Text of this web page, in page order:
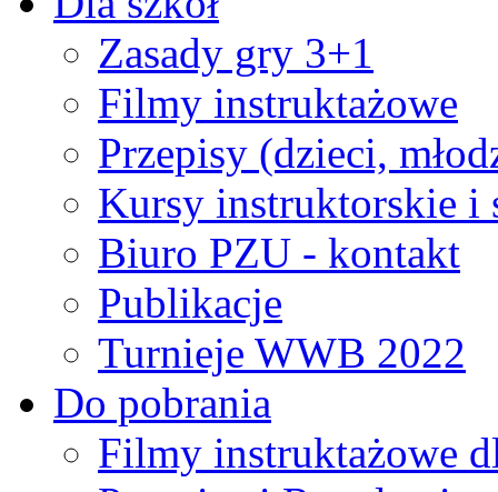
Zasady gry 3+1
Filmy instruktażowe
Przepisy (dzieci,
Kursy instruktorskie i
Biuro PZU - kontakt
Publikacje
Turnieje WWB 2022
Do pobrania
Filmy instruktażowe